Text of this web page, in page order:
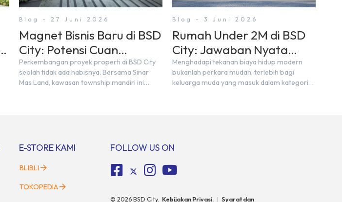
Blog - 27 Juni 2026
Magnet Bisnis Baru di BSD
City: Potensi Cuan
Maksimal Selangkah dari
Stasiun
Perkembangan proyek properti di BSD City
seolah tidak ada habisnya. Bersama Sinar
Mas Land, kawasan township mandiri ini
strategis. Letaknya menempel langsung
Blog - 3 Juni 2026
Rumah Under 2M di BSD
City: Jawaban Nyata
untuk Kebutuhan
Generasi Sandwich
Menghadapi tekanan biaya hidup modern
bukanlah perkara mudah, terlebih bagi
keluarga muda yang masuk dalam kategori
Fenomena urban ini kian marak di kota-kota
E-STORE KAMI
BLIBLI
TOKOPEDIA
FOLLOW US ON
© 2026BSD City. Kebijakan Privasi. | Syarat dan